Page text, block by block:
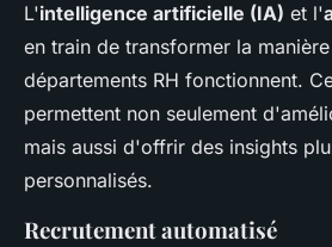
L'intelligence artificielle (IA) et l'
en train de transformer la
départements RH fonctionnent.
permettent non seulement
mais aussi d'offrir des insights
personnalisés.
Recrutement automatisé